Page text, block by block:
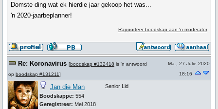
Domste ding wat ek hierdie jaar gekoop het was...
'n 2020-jaarbeplanner!
Rapporteer boodskap aan 'n moderator
Re: Koronavirus [boodskap #132418 is 'n antwoord
op boodskap #131211]
Ma., 27 Julie 2020
18:16
Jan die Man
Boodskappe: 554
Geregistreer: Mei 2018
Senior Lid